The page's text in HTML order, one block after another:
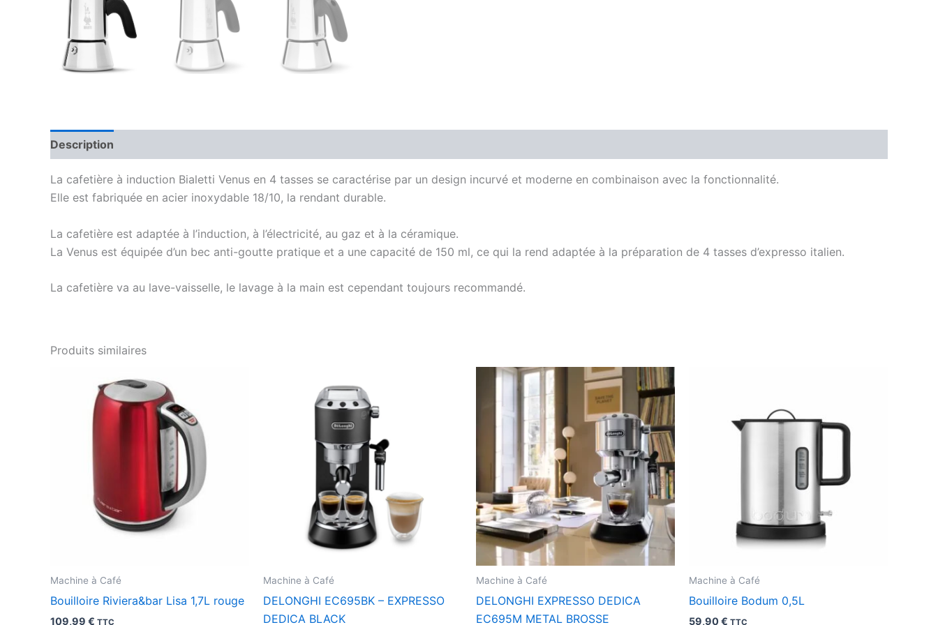
Description
La cafetière à induction Bialetti Venus en 4 tasses se caractérise par un design incurvé et moderne en combinaison avec la fonctionnalité.
Elle est fabriquée en acier inoxydable 18/10, la rendant durable.
La cafetière est adaptée à l’induction, à l’électricité, au gaz et à la céramique.
La Venus est équipée d’un bec anti-goutte pratique et a une capacité de 150 ml, ce qui la rend adaptée à la préparation de 4 tasses d’expresso italien.
La cafetière va au lave-vaisselle, le lavage à la main est cependant toujours recommandé.
Produits similaires
Machine à Café
Bouilloire Riviera&bar Lisa 1,7L rouge
109,99 € TTC
Machine à Café
DELONGHI EC695BK – EXPRESSO
DEDICA BLACK
Machine à Café
DELONGHI EXPRESSO DEDICA
EC695M METAL BROSSE
Machine à Café
Bouilloire Bodum 0,5L
59,90€ TTC